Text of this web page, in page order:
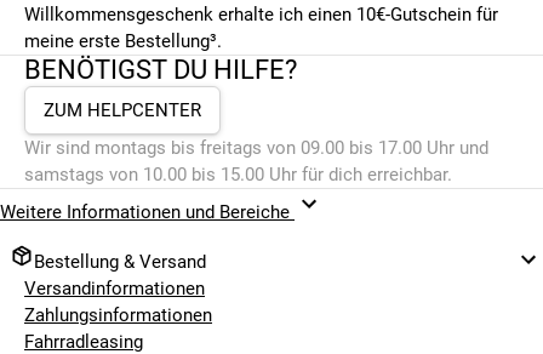
Willkommensgeschenk erhalte ich einen 10€-Gutschein für
meine erste Bestellung³.
BENÖTIGST DU HILFE?
ZUM HELPCENTER
Wir sind montags bis freitags von 09.00 bis 17.00 Uhr und
samstags von 10.00 bis 15.00 Uhr für dich erreichbar.
Weitere Informationen und Bereiche
Bestellung & Versand
Versandinformationen
Zahlungsinformationen
Fahrradleasing